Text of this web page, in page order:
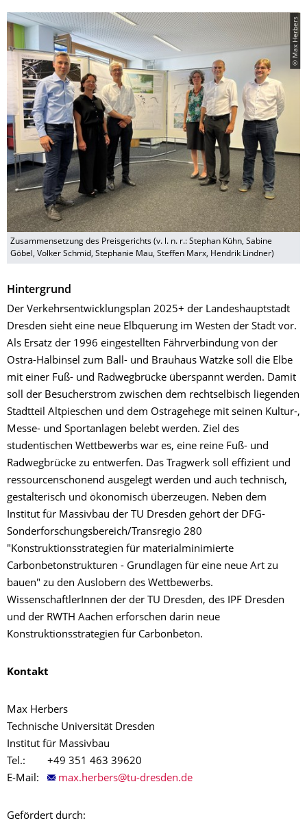
© Max Herbers
Zusammensetzung des Preisgerichts (v. l. n. r.: Stephan Kühn, Sabine
Göbel, Volker Schmid, Stephanie Mau, Steffen Marx, Hendrik Lindner)
Hintergrund
Der Verkehrsentwicklungsplan 2025+ der Landeshauptstadt
Dresden sieht eine neue Elbquerung im Westen der Stadt vor.
Als Ersatz der 1996 eingestellten Fährverbindung von der
Ostra-Halbinsel zum Ball- und Brauhaus Watzke soll die Elbe
mit einer Fuß- und Radwegbrücke überspannt werden. Damit
soll der Besucherstrom zwischen dem rechtselbisch liegenden
Stadtteil Altpieschen und dem Ostragehege mit seinen Kultur-,
Messe- und Sportanlagen belebt werden. Ziel des
studentischen Wettbewerbs war es, eine reine Fuß- und
Radwegbrücke zu entwerfen. Das Tragwerk soll effizient und
ressourcenschonend ausgelegt werden und auch technisch,
gestalterisch und ökonomisch überzeugen. Neben dem
Institut für Massivbau der TU Dresden gehört der DFG-
Sonderforschungsbereich/Transregio 280
"Konstruktionsstrategien für materialminimierte
Carbonbetonstrukturen - Grundlagen für eine neue Art zu
bauen" zu den Auslobern des Wettbewerbs.
WissenschaftlerInnen der der TU Dresden, des IPF Dresden
und der RWTH Aachen erforschen darin neue
Konstruktionsstrategien für Carbonbeton.
Kontakt
Max Herbers
Technische Universität Dresden
Institut für Massivbau
Tel.: +49 351 463 39620
E-Mail:
Gefördert durch: